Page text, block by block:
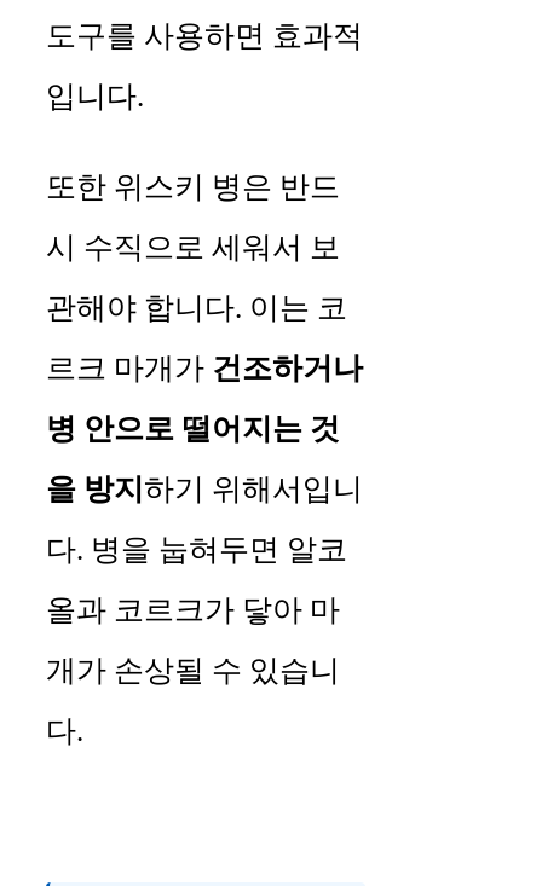
도구를 사용하면 효과적
입니다.
또한 위스키 병은 반드
시 수직으로 세워서 보
관해야 합니다. 이는 코
르크 마개가 건조하거나
병 안으로 떨어지는 것
을 방지 하기 위해서입니
다. 병을 눕혀두면 알코
올과 코르크가 닿아 마
개가 손상될 수 있습니
다.